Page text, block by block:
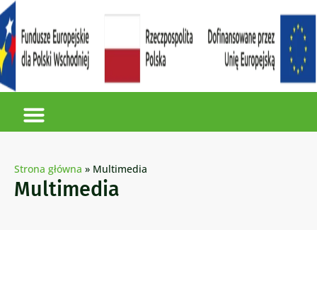
Strona główna » Multimedia
Multimedia